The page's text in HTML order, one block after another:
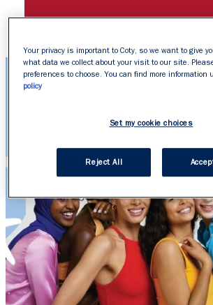
Your privacy is important to Coty, so we want to give
what data we collect about your visit to our site.
preferences to choose. You can find more information
policy
Set my cookie choices
Reject All